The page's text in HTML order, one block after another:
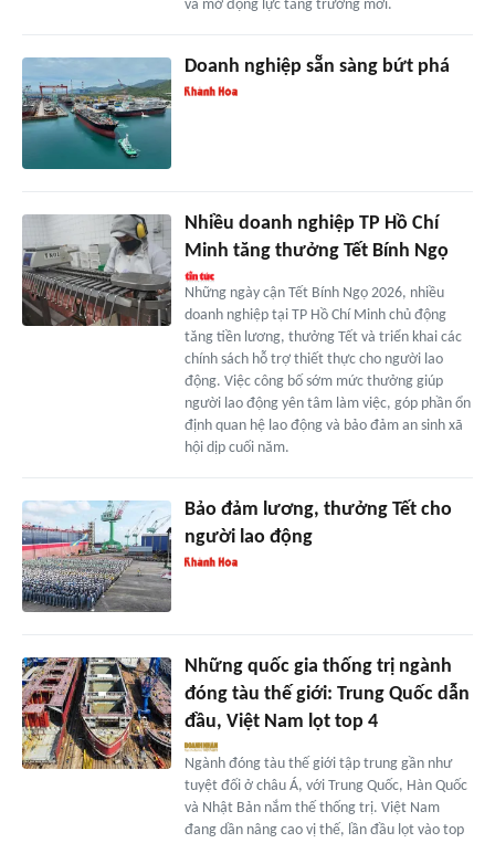
và mở động lực tăng trưởng mới.
Doanh nghiệp sẵn sàng bứt phá
Nhiều doanh nghiệp TP Hồ Chí
Minh tăng thưởng Tết Bính Ngọ
Những ngày cận Tết Bính Ngọ 2026, nhiều
doanh nghiệp tại TP Hồ Chí Minh chủ động
tăng tiền lương, thưởng Tết và triển khai các
chính sách hỗ trợ thiết thực cho người lao
động. Việc công bố sớm mức thưởng giúp
người lao động yên tâm làm việc, góp phần ổn
định quan hệ lao động và bảo đảm an sinh xã
hội dịp cuối năm.
Bảo đảm lương, thưởng Tết cho
người lao động
Những quốc gia thống trị ngành
đóng tàu thế giới: Trung Quốc dẫn
đầu, Việt Nam lọt top 4
Ngành đóng tàu thế giới tập trung gần như
tuyệt đối ở châu Á, với Trung Quốc, Hàn Quốc
và Nhật Bản nắm thế thống trị. Việt Nam
đang dần nâng cao vị thế, lần đầu lọt vào top